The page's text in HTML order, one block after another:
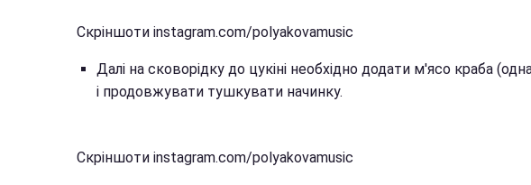
Скріншоти instagram.com/polyakovamusic
Далі на сковорідку до цукіні необхідно додати м'ясо краба
і продовжувати тушкувати начинку.
Скріншоти instagram.com/polyakovamusic